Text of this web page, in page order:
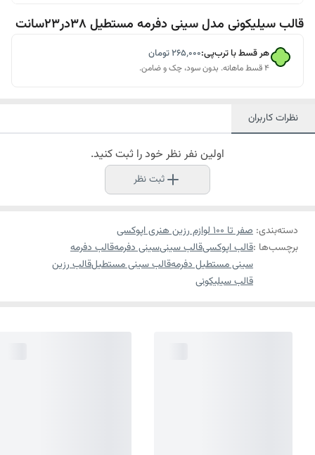
قالب سیلیکونی مدل سینی دفرمه مستطیل 38در23سانت
هر قسط با ترب‌پی:۲۶۵٬۰۰۰تومان
۴ قسط ماهانه. بدون سود، چک و ضامن.
نظرات کاربران
اولین نفر نظر خود را ثبت کنید.
ثبت نظر
دسته‌بندی: صفر تا ۱۰۰ لوازم رزین هنری اپوکسی
برچسب‌ها :قالب اپوکسیقالب سینیسینی دفرمهقالب دفرمه
سینی مستطیل دفرمهقالب سینی مستطیلقالب رزین
قالب سیلیکونی